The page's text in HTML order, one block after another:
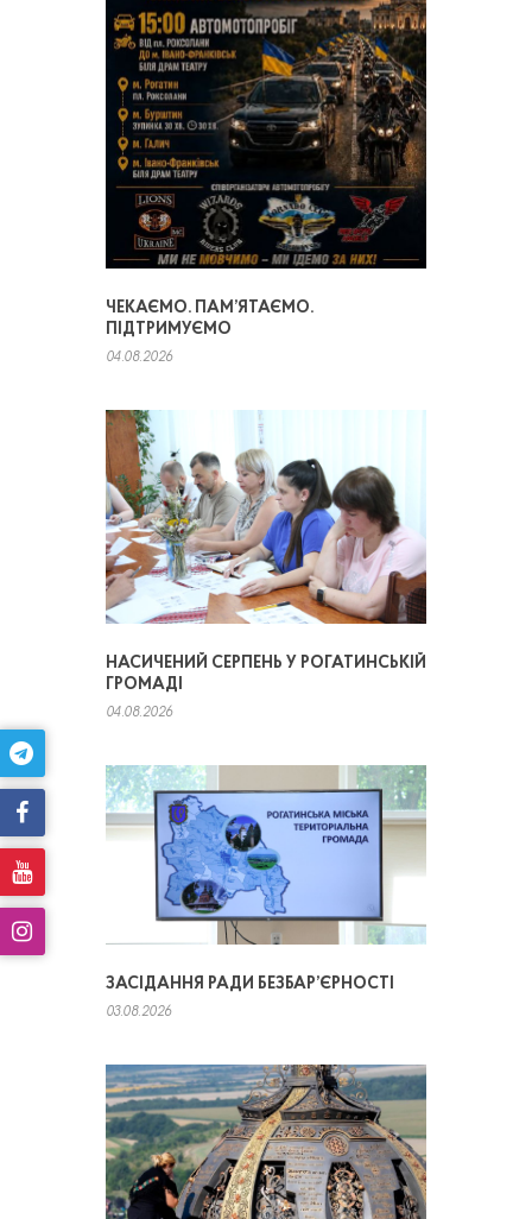
ЧЕКАЄМО. ПАМ’ЯТАЄМО.
ПІДТРИМУЄМО
04.08.2026
НАСИЧЕНИЙ СЕРПЕНЬ У РОГАТИНСЬКІЙ
ГРОМАДІ
04.08.2026
ЗАСІДАННЯ РАДИ БЕЗБАР’ЄРНОСТІ
03.08.2026